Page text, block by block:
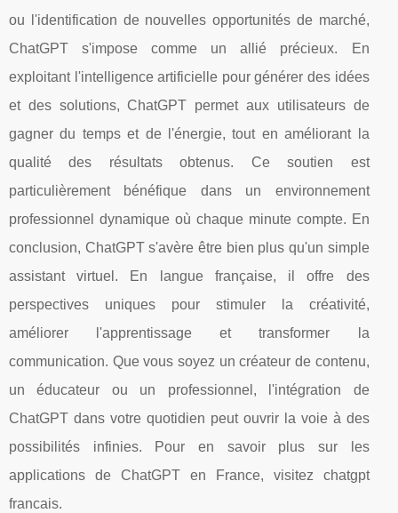
ou l'identification de nouvelles opportunités de marché,
ChatGPT s'impose comme un allié précieux. En
exploitant l'intelligence artificielle pour générer des idées
et des solutions, ChatGPT permet aux utilisateurs de
gagner du temps et de l'énergie, tout en améliorant la
qualité des résultats obtenus. Ce soutien est
particulièrement bénéfique dans un environnement
professionnel dynamique où chaque minute compte. En
conclusion, ChatGPT s'avère être bien plus qu'un simple
assistant virtuel. En langue française, il offre des
perspectives uniques pour stimuler la créativité,
améliorer l'apprentissage et transformer la
communication. Que vous soyez un créateur de contenu,
un éducateur ou un professionnel, l'intégration de
ChatGPT dans votre quotidien peut ouvrir la voie à des
possibilités infinies. Pour en savoir plus sur les
applications de ChatGPT en France, visitez chatgpt
francais.